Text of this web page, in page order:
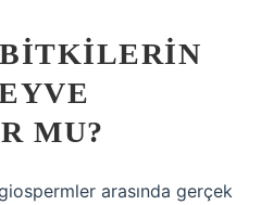
MU?
arasında gerçek